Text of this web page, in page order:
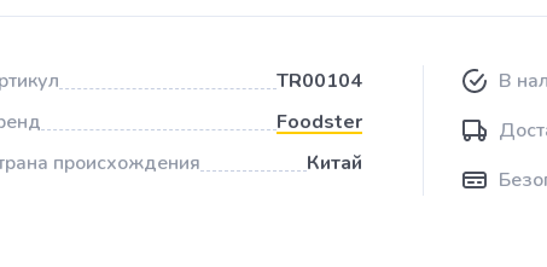
TR00104
Foodster
происхождения
Китай
В